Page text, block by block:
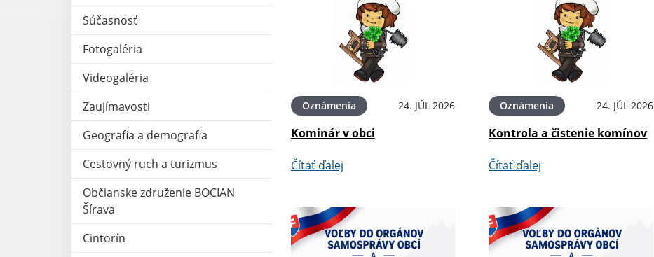
Súčasnosť
Fotogaléria
Videogaléria
Zaujímavosti
Geografia a demografia
Cestovný ruch a turizmus
Občianske združenie BOCIAN
Šírava
Cintorín
Oznámenia 24. JÚL 2026
Kominár v obci
Čítať ďalej
Oznámenia 24. JÚL 2026
Kontrola a čistenie komínov
Čítať ďalej